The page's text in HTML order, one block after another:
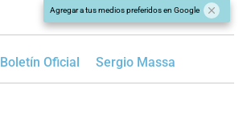
Agregar a tus medios preferidos en Google
Boletín Oficial Sergio Massa